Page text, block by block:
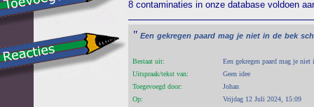
8 contaminaties in onze database voldoen
" Een gekregen paard mag je niet in de bek
Bestaat uit:
Een gekregen paard mag je
Uitspraak/tekst van:
Geen idee
Toegevoegd door:
Johan
Op:
Vrijdag 12 Juli 2024, 15:09